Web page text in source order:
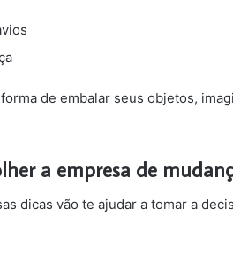
de embalar seus objetos,
a empresa de
dicas vão te ajudar a tomar a